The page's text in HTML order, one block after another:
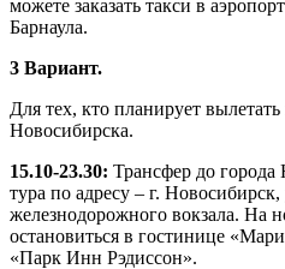
можете заказать такси в
Барнаула.
3 Вариант.
Для тех, кто планирует
Новосибирска.
15.10-23.30: Трансфер до
тура по адресу – г.
железнодорожного вокзала. На
остановиться в гостинице
«Парк Инн Рэдиссон».